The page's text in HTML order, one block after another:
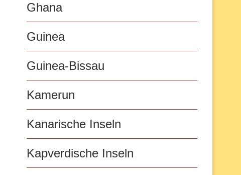
Ghana
Guinea
Guinea-Bissau
Kamerun
Kanarische Inseln
Kapverdische Inseln